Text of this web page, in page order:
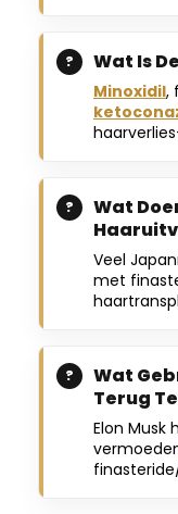
Wat Is
Minoxidil,
Wat
Veel
met
Wat
Terug
Elon Musk